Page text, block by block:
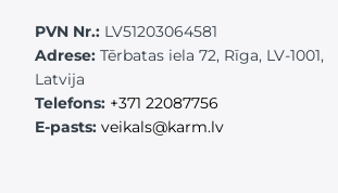
PVN Nr.:LV51203064581
Adrese:Tērbatas iela 72, Rīga, LV-1001,
Latvija
Telefons: +371 22087756
E-pasts: veikals@karm.lv